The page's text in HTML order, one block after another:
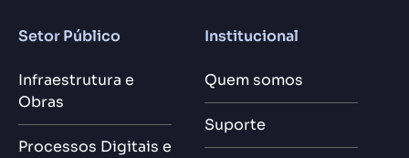
Setor Público
Infraestrutura e
Obras
Processos Digitais e
Institucional
Quem somos
Suporte